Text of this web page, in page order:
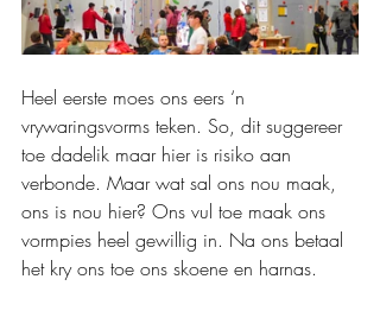
Heel eerste moes ons eers ‘n
vrywaringsvorms teken. So, dit suggereer
toe dadelik maar hier is risiko aan
verbonde. Maar wat sal ons nou maak,
ons is nou hier? Ons vul toe maak ons
vormpies heel gewillig in. Na ons betaal
het kry ons toe ons skoene en harnas.